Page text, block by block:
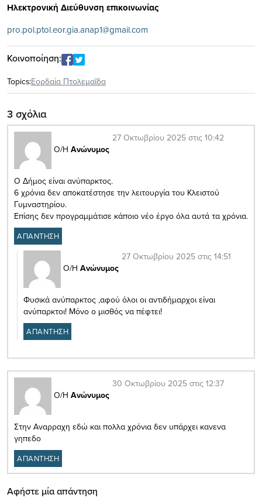
Ηλεκτρονική Διεύθυνση επικοινωνίας
pro.pol.ptol.eor.gia.anap1@gmail.com
Κοινοποίηση:
Topics:Εορδαία Πτολεμαΐδα
3 σχόλια
Ο/Η Ανώνυμος
27 Οκτωβρίου 2025 στις 10:42
Ο Δήμος είναι ανύπαρκτος.
6 χρόνια δεν αποκατέστησε την λειτουργία του Κλειστού
Γυμναστηρίου.
Επίσης δεν προγραμμάτισε κάποιο νέο έργο όλα αυτά τα χρόνια.
ΑΠΑΝΤΗΣΗ
Ο/Η Ανώνυμος
27 Οκτωβρίου 2025 στις 14:51
Φυσικά ανύπαρκτος ,αφού όλοι οι αντιδήμαρχοι είναι
ανύπαρκτοι! Μόνο ο μισθός να πέφτει!
ΑΠΑΝΤΗΣΗ
Ο/Η Ανώνυμος
30 Οκτωβρίου 2025 στις 12:37
Στην Αναρραχη εδώ και πολλα χρόνια δεν υπάρχει κανενα
γηπεδο
ΑΠΑΝΤΗΣΗ
Αφήστε μία απάντηση